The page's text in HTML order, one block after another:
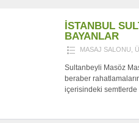
İSTANBUL
BAYANLAR
MASAJ SALONU
Sultanbeyli Masöz
beraber
içerisindeki semtlerde